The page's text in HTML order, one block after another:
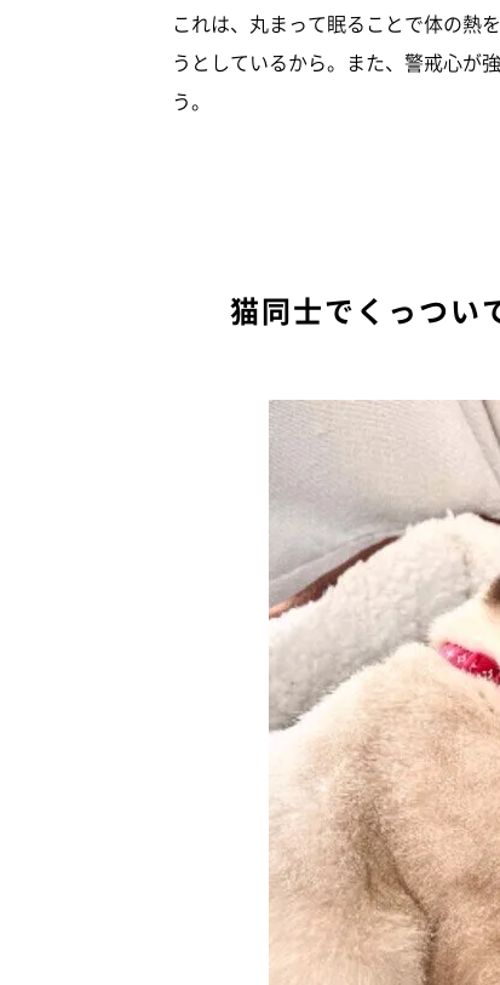
これは、丸まって眠ることで体の熱
うとしているから。また、警戒心が
う。
猫同士でくっつ